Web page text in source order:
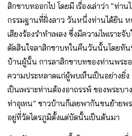
สิกขาบทออกไป โดยมี เรื่องเล่าว่า “ท่า
กรรมฐานที่ฝั่งลาว วันหนึ่งท่านได้ยิน
เสียงร้องรําทําเพลง ซึ่งมีความไพเราะ
ตัดสินใจลาสิกขาบทในคืนวันนั้นโดยทัน
บ้านผู้นั้น การลาสิกขาบทของท่านพระอ
ความประหลาดแก่ผู้พบเห็นเป็นอย่างยิ่ง
เป็นเพราะท่านต้องอาถรรพ์ ของพระบ
ท่าอุเทน” ชาวบ้านก็เลยพากันขนย้ายพ
อยู่ที่วัดไตรภูมิตั้งแต่บัดนั้นเป็นต้นมา